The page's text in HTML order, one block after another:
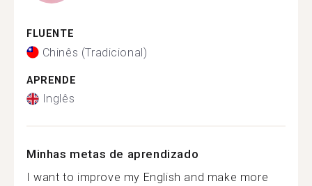
FLUENTE
Chinês (Tradicional)
APRENDE
Inglês
Minhas metas de aprendizado
I want to improve my English and make more